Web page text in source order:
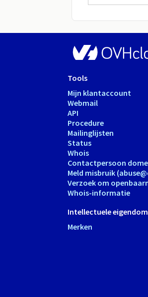
Tools
Mijn klantaccount
Webmail
API
Procedure
Mailinglijsten
Status
Whois
Contactpersoon
Meld misbruik
Verzoek om
Whois-informatie
Intellectuele eigendom
Merken